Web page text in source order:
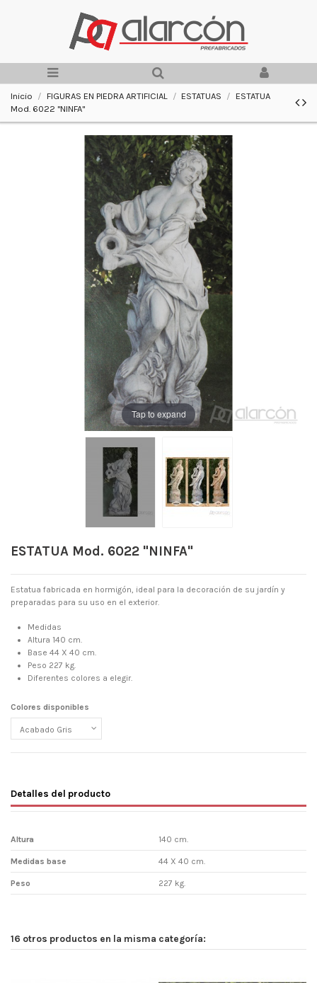
Inicio FIGURAS EN PIEDRA ARTIFICIAL ESTATUAS
ESTATUA
Mod. 6022 "NINFA"
Tap to expand
ESTATUA Mod. 6022 "NINFA"
Estatua fabricada en hormigón, ideal para la decoración de su jardín y
preparadas para su uso en el exterior.
Medidas
Altura 140 cm.
Base 44 X 40 cm.
Peso 227 kg.
Diferentes colores a elegir.
Colores disponibles
Detalles del producto
Altura 140 cm.
Medidas base 44 X 40 cm.
Peso 227 kg.
16 otros productos en la misma categoría: